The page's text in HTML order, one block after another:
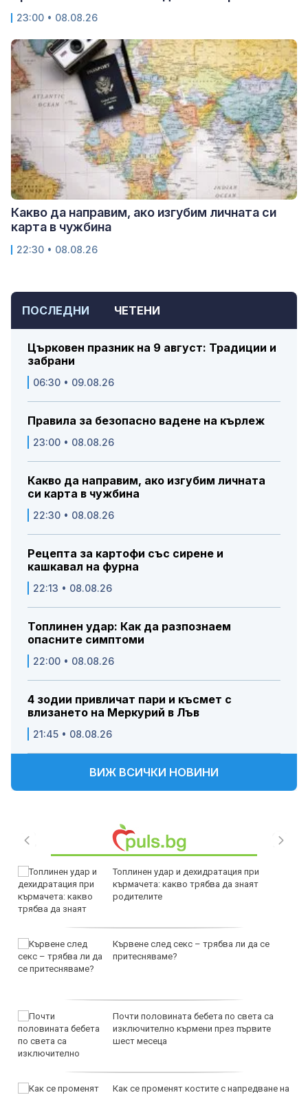
ПОСЛЕДНИ ЧЕТЕНИ
Църковен празник на 9 август: Традиции и
забрани
06:30 • 09.08.26
Правила за безопасно вадене на кърлеж
23:00 • 08.08.26
Какво да направим, ако изгубим личната
си карта в чужбина
22:30 • 08.08.26
Рецепта за картофи със сирене и
кашкавал на фурна
22:13 • 08.08.26
Топлинен удар: Как да разпознаем
опасните симптоми
22:00 • 08.08.26
4 зодии привличат пари и късмет с
влизането на Меркурий в Лъв
21:45 • 08.08.26
ВИЖ ВСИЧКИ НОВИНИ
Топлинен удар и дехидратация при
кърмачета: какво трябва да знаят
родителите
Кървене след секс – трябва ли да се
притесняваме?
Почти половината бебета по света са
изключително кърмени през първите
шест месеца
Как се променят костите с напредване на
23:00 • 08.08.26
Какво да направим, ако изгубим личната си
карта в чужбина
22:30 • 08.08.26